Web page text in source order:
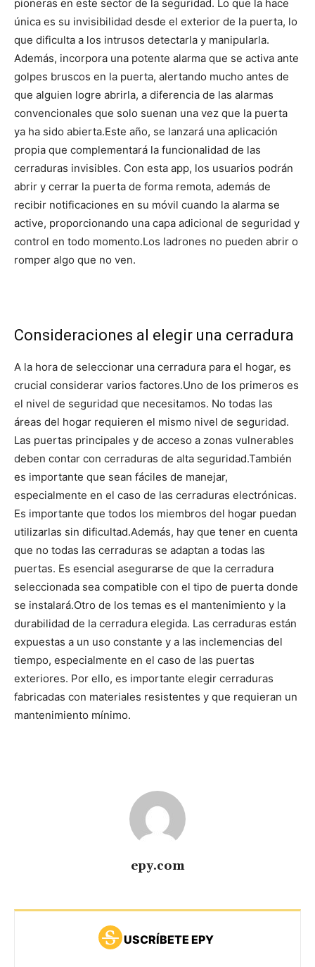
pioneras en este sector de la seguridad. Lo que la hace
única es su invisibilidad desde el exterior de la puerta, lo
que dificulta a los intrusos detectarla y manipularla.
Además, incorpora una potente alarma que se activa ante
golpes bruscos en la puerta, alertando mucho antes de
que alguien logre abrirla, a diferencia de las alarmas
convencionales que solo suenan una vez que la puerta
ya ha sido abierta.Este año, se lanzará una aplicación
propia que complementará la funcionalidad de las
cerraduras invisibles. Con esta app, los usuarios podrán
abrir y cerrar la puerta de forma remota, además de
recibir notificaciones en su móvil cuando la alarma se
active, proporcionando una capa adicional de seguridad y
control en todo momento.Los ladrones no pueden abrir o
romper algo que no ven.
Consideraciones al elegir una cerradura
A la hora de seleccionar una cerradura para el hogar, es
crucial considerar varios factores.Uno de los primeros es
el nivel de seguridad que necesitamos. No todas las
áreas del hogar requieren el mismo nivel de seguridad.
Las puertas principales y de acceso a zonas vulnerables
deben contar con cerraduras de alta seguridad.También
es importante que sean fáciles de manejar,
especialmente en el caso de las cerraduras electrónicas.
Es importante que todos los miembros del hogar puedan
utilizarlas sin dificultad.Además, hay que tener en cuenta
que no todas las cerraduras se adaptan a todas las
puertas. Es esencial asegurarse de que la cerradura
seleccionada sea compatible con el tipo de puerta donde
se instalará.Otro de los temas es el mantenimiento y la
durabilidad de la cerradura elegida. Las cerraduras están
expuestas a un uso constante y a las inclemencias del
tiempo, especialmente en el caso de las puertas
exteriores. Por ello, es importante elegir cerraduras
fabricadas con materiales resistentes y que requieran un
mantenimiento mínimo.
epy.com
USCRÍBETE EPY